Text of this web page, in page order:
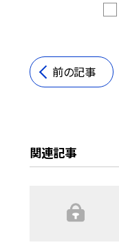
前の記事
関連記事